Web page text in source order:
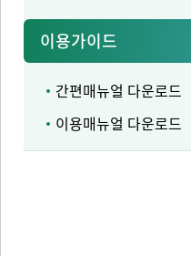
이용가이드
간편매뉴얼 다운로드
이용매뉴얼 다운로드